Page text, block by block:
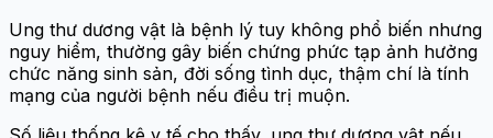
Ung thư dương vật là bệnh lý tuy không phổ biến nhưng
nguy hiểm, thường gây biến chứng phức tạp ảnh hưởng
chức năng sinh sản, đời sống tình dục, thậm chí là tính
mạng của người bệnh nếu điều trị muộn.